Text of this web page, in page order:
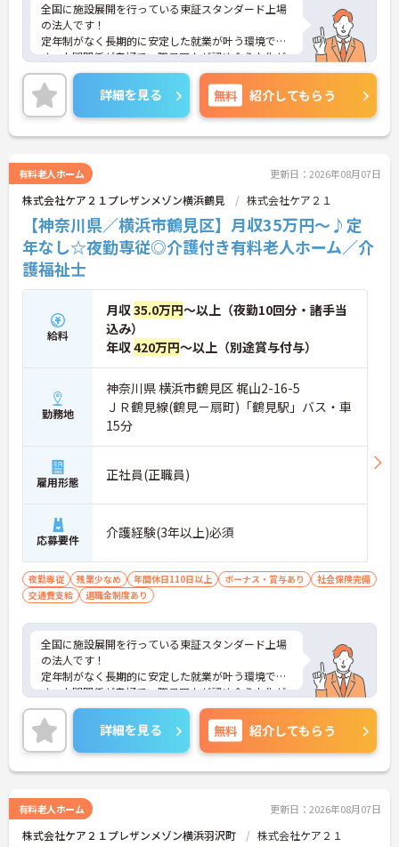
全国に施設展開を行っている東証スタンダード上場
の法人です！
定年制がなく長期的に安定した就業が叶う環境で
す。人間関係が良好で、職員同士が認め合う文化が
根付いています。
ご興味のある方には、面接対策ポイントなど、さら
に詳細をご案内しますのでお気軽にご相談くださ
い！
詳細を見る 無料 紹介してもらう
有料老人ホーム 更新日：2026年08月07日
株式会社ケア２１プレザンメゾン横浜鶴見 株式会社ケア２１
【神奈川県／横浜市鶴見区】月収35万円～♪定
年なし☆夜勤専従◎介護付き有料老人ホーム／介
護福祉士
給料
月収35.0万円～以上（夜勤10回分・諸手当
込み）
年収420万円～以上（別途賞与付与）
勤務地
神奈川県 横浜市鶴見区 梶山2-16-5
ＪＲ鶴見線(鶴見－扇町)「鶴見駅」バス・車
15分
雇用形態 正社員(正職員)
応募要件 介護経験(3年以上)必須
夜勤専従 残業少なめ 年間休日110日以上 ボーナス・賞与あり
社会保険完備
交通費支給
退職金制度あり
全国に施設展開を行っている東証スタンダード上場
の法人です！
定年制がなく長期的に安定した就業が叶う環境で
す。人間関係が良好で、職員同士が認め合う文化が
根付いています。
ご興味のある方には、面接対策ポイントなど、さら
に詳細をご案内しますのでお気軽にご相談くださ
い！
詳細を見る 無料 紹介してもらう
有料老人ホーム 更新日：2026年08月07日
株式会社ケア２１プレザンメゾン横浜羽沢町 株式会社ケア２１